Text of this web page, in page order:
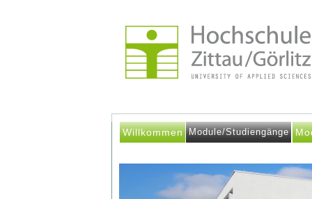
Willkommen Module/Studiengänge